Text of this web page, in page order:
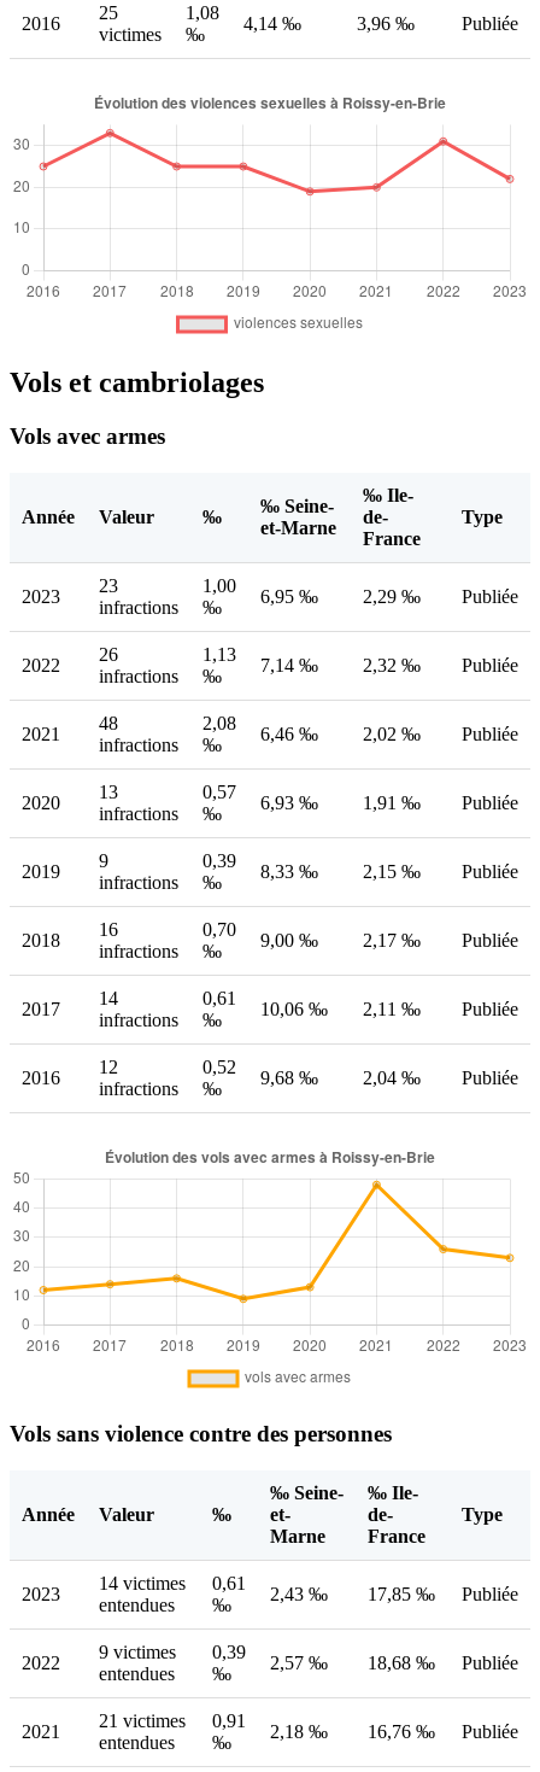
2016
25
victimes
1,08
‰
4,14 ‰ 3,96 ‰ Publiée
Vols et cambriolages
Vols avec armes
Année Valeur ‰
‰ Seine-
et-Marne
‰ Ile-
de-
France
Type
2023
23
infractions
1,00
‰
6,95 ‰ 2,29 ‰ Publiée
2022
26
infractions
1,13
‰
7,14 ‰ 2,32 ‰ Publiée
2021
48
infractions
2,08
‰
6,46 ‰ 2,02 ‰ Publiée
2020
13
infractions
0,57
‰
6,93 ‰ 1,91 ‰ Publiée
2019
9
infractions
0,39
‰
8,33 ‰ 2,15 ‰ Publiée
2018
16
infractions
0,70
‰
9,00 ‰ 2,17 ‰ Publiée
2017
14
infractions
0,61
‰
10,06 ‰ 2,11 ‰ Publiée
2016
12
infractions
0,52
‰
9,68 ‰ 2,04 ‰ Publiée
Vols sans violence contre des personnes
Année Valeur ‰
‰ Seine-
et-
Marne
‰ Ile-
de-
France
Type
2023
14 victimes
entendues
0,61
‰
2,43 ‰ 17,85 ‰ Publiée
2022
9 victimes
entendues
0,39
‰
2,57 ‰ 18,68 ‰ Publiée
2021
21 victimes
entendues
0,91
‰
2,18 ‰ 16,76 ‰ Publiée